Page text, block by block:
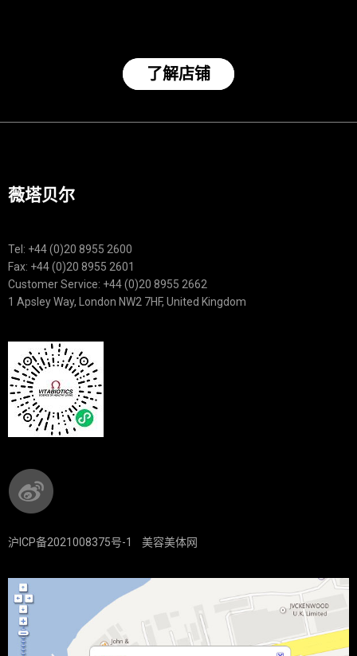
了解店铺
薇塔贝尔
Tel: +44 (0)20 8955 2600
Fax: +44 (0)20 8955 2601
Customer Service: +44 (0)20 8955 2662
1 Apsley Way, London NW2 7HF, United Kingdom
沪ICP备2021008375号-1 美容美体网